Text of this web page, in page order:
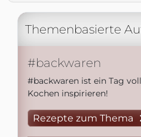
Themenbasierte
#backwaren
#backwaren ist ein Tag
Kochen inspirieren!
Rezepte zum Thema